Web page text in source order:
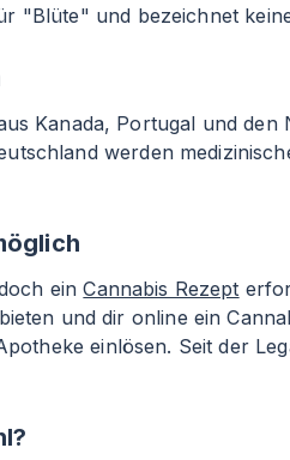
"Blüte" und bezeichnet
Kanada, Portugal und
werden
einCannabis Rezept
und dir online ein
einlösen. Seit der